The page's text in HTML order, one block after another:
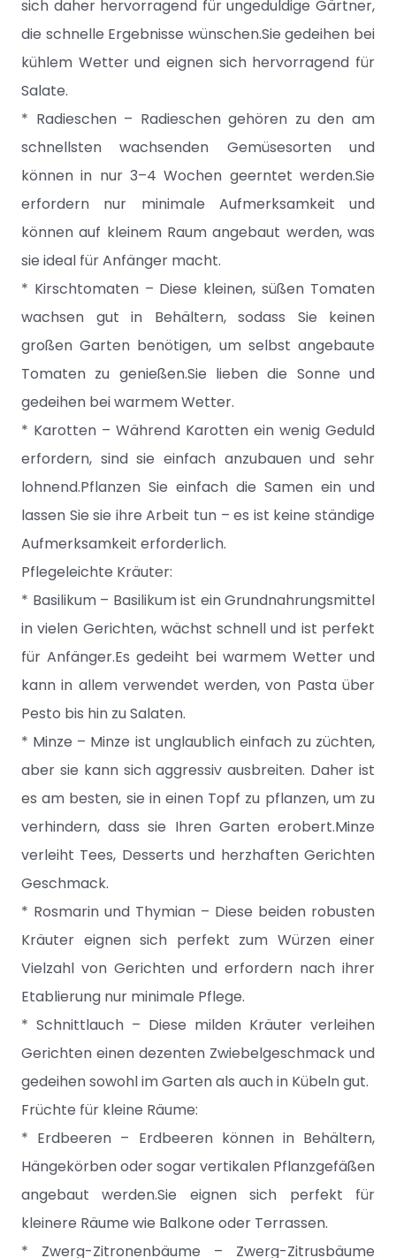
sich daher hervorragend für ungeduldige Gärtner,
die schnelle Ergebnisse wünschen.Sie gedeihen bei
kühlem Wetter und eignen sich hervorragend für
Salate.
* Radieschen – Radieschen gehören zu den am
schnellsten wachsenden Gemüsesorten und
können in nur 3–4 Wochen geerntet werden.Sie
erfordern nur minimale Aufmerksamkeit und
können auf kleinem Raum angebaut werden, was
sie ideal für Anfänger macht.
* Kirschtomaten – Diese kleinen, süßen Tomaten
wachsen gut in Behältern, sodass Sie keinen
großen Garten benötigen, um selbst angebaute
Tomaten zu genießen.Sie lieben die Sonne und
gedeihen bei warmem Wetter.
* Karotten – Während Karotten ein wenig Geduld
erfordern, sind sie einfach anzubauen und sehr
lohnend.Pflanzen Sie einfach die Samen ein und
lassen Sie sie ihre Arbeit tun – es ist keine ständige
Aufmerksamkeit erforderlich.
Pflegeleichte Kräuter:
* Basilikum – Basilikum ist ein Grundnahrungsmittel
in vielen Gerichten, wächst schnell und ist perfekt
für Anfänger.Es gedeiht bei warmem Wetter und
kann in allem verwendet werden, von Pasta über
Pesto bis hin zu Salaten.
* Minze – Minze ist unglaublich einfach zu züchten,
aber sie kann sich aggressiv ausbreiten. Daher ist
es am besten, sie in einen Topf zu pflanzen, um zu
verhindern, dass sie Ihren Garten erobert.Minze
verleiht Tees, Desserts und herzhaften Gerichten
Geschmack.
* Rosmarin und Thymian – Diese beiden robusten
Kräuter eignen sich perfekt zum Würzen einer
Vielzahl von Gerichten und erfordern nach ihrer
Etablierung nur minimale Pflege.
* Schnittlauch – Diese milden Kräuter verleihen
Gerichten einen dezenten Zwiebelgeschmack und
gedeihen sowohl im Garten als auch in Kübeln gut.
Früchte für kleine Räume:
* Erdbeeren – Erdbeeren können in Behältern,
Hängekörben oder sogar vertikalen Pflanzgefäßen
angebaut werden.Sie eignen sich perfekt für
kleinere Räume wie Balkone oder Terrassen.
* Zwerg-Zitronenbäume – Zwerg-Zitrusbäume